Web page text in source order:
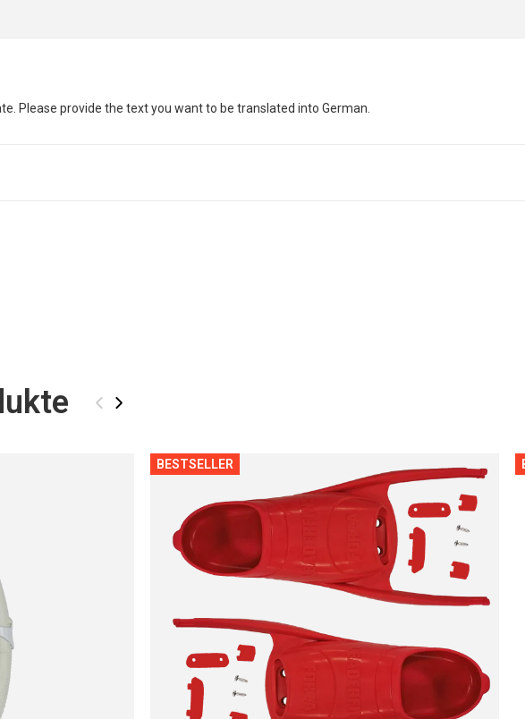
Please provide the text you want to be translated into German.
‹ ›
BESTSELLER